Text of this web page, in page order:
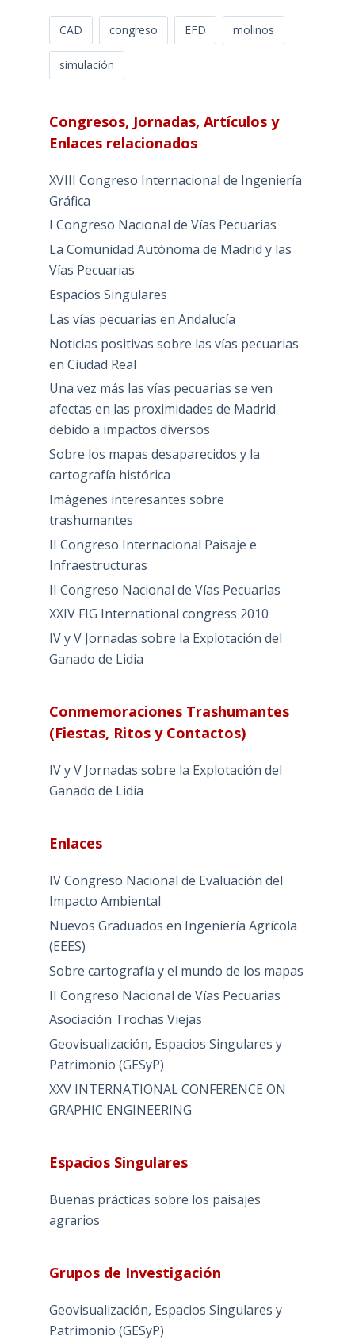
CAD congreso EFD molinos
simulación
Congresos, Jornadas, Artículos y
Enlaces relacionados
XVIII Congreso Internacional de Ingeniería
Gráfica
I Congreso Nacional de Vías Pecuarias
La Comunidad Autónoma de Madrid y las
Vías Pecuarias
Espacios Singulares
Las vías pecuarias en Andalucía
Noticias positivas sobre las vías pecuarias
en Ciudad Real
Una vez más las vías pecuarias se ven
afectas en las proximidades de Madrid
debido a impactos diversos
Sobre los mapas desaparecidos y la
cartografía histórica
Imágenes interesantes sobre
trashumantes
II Congreso Internacional Paisaje e
Infraestructuras
II Congreso Nacional de Vías Pecuarias
XXIV FIG International congress 2010
IV y V Jornadas sobre la Explotación del
Ganado de Lidia
Conmemoraciones Trashumantes
(Fiestas, Ritos y Contactos)
IV y V Jornadas sobre la Explotación del
Ganado de Lidia
Enlaces
IV Congreso Nacional de Evaluación del
Impacto Ambiental
Nuevos Graduados en Ingeniería Agrícola
(EEES)
Sobre cartografía y el mundo de los mapas
II Congreso Nacional de Vías Pecuarias
Asociación Trochas Viejas
Geovisualización, Espacios Singulares y
Patrimonio (GESyP)
XXV INTERNATIONAL CONFERENCE ON
GRAPHIC ENGINEERING
Espacios Singulares
Buenas prácticas sobre los paisajes
agrarios
Grupos de Investigación
Geovisualización, Espacios Singulares y
Patrimonio (GESyP)